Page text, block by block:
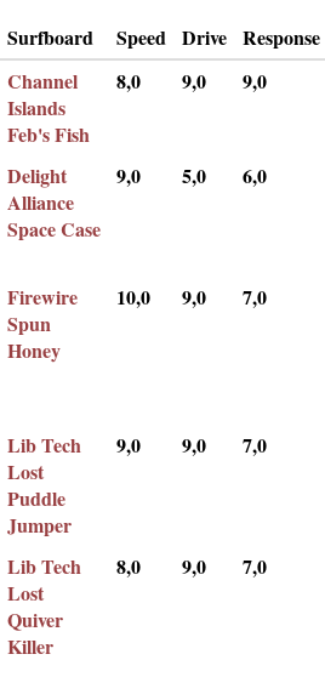
Surfboard Speed Drive Response
Channel
Islands
Feb's Fish
8,0 9,0 9,0
Delight
Alliance
Space Case
9,0 5,0 6,0
Firewire
Spun
Honey
10,0 9,0 7,0
Lib Tech
Lost
Puddle
Jumper
9,0 9,0 7,0
Lib Tech
Lost
Quiver
Killer
8,0 9,0 7,0